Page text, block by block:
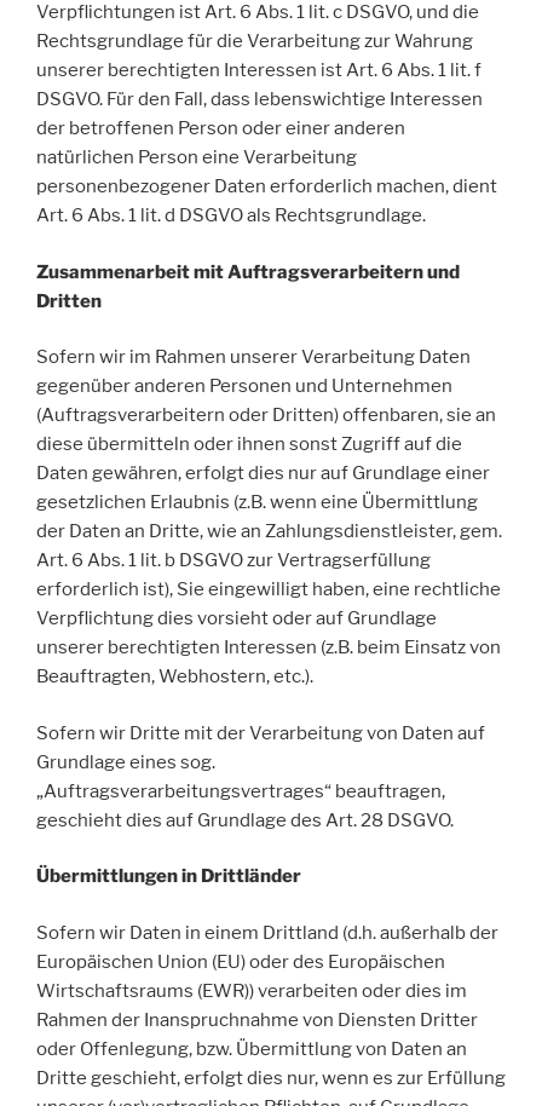
Verpflichtungen ist Art. 6 Abs. 1 lit. c DSGVO, und die
Rechtsgrundlage für die Verarbeitung zur Wahrung
unserer berechtigten Interessen ist Art. 6 Abs. 1 lit. f
DSGVO. Für den Fall, dass lebenswichtige Interessen
der betroffenen Person oder einer anderen
natürlichen Person eine Verarbeitung
personenbezogener Daten erforderlich machen, dient
Art. 6 Abs. 1 lit. d DSGVO als Rechtsgrundlage.
Zusammenarbeit mit Auftragsverarbeitern und
Dritten
Sofern wir im Rahmen unserer Verarbeitung Daten
gegenüber anderen Personen und Unternehmen
(Auftragsverarbeitern oder Dritten) offenbaren, sie an
diese übermitteln oder ihnen sonst Zugriff auf die
Daten gewähren, erfolgt dies nur auf Grundlage einer
gesetzlichen Erlaubnis (z.B. wenn eine Übermittlung
der Daten an Dritte, wie an Zahlungsdienstleister, gem.
Art. 6 Abs. 1 lit. b DSGVO zur Vertragserfüllung
erforderlich ist), Sie eingewilligt haben, eine rechtliche
Verpflichtung dies vorsieht oder auf Grundlage
unserer berechtigten Interessen (z.B. beim Einsatz von
Beauftragten, Webhostern, etc.).
Sofern wir Dritte mit der Verarbeitung von Daten auf
Grundlage eines sog.
„Auftragsverarbeitungsvertrages“ beauftragen,
geschieht dies auf Grundlage des Art. 28 DSGVO.
Übermittlungen in Drittländer
Sofern wir Daten in einem Drittland (d.h. außerhalb der
Europäischen Union (EU) oder des Europäischen
Wirtschaftsraums (EWR)) verarbeiten oder dies im
Rahmen der Inanspruchnahme von Diensten Dritter
oder Offenlegung, bzw. Übermittlung von Daten an
Dritte geschieht, erfolgt dies nur, wenn es zur Erfüllung